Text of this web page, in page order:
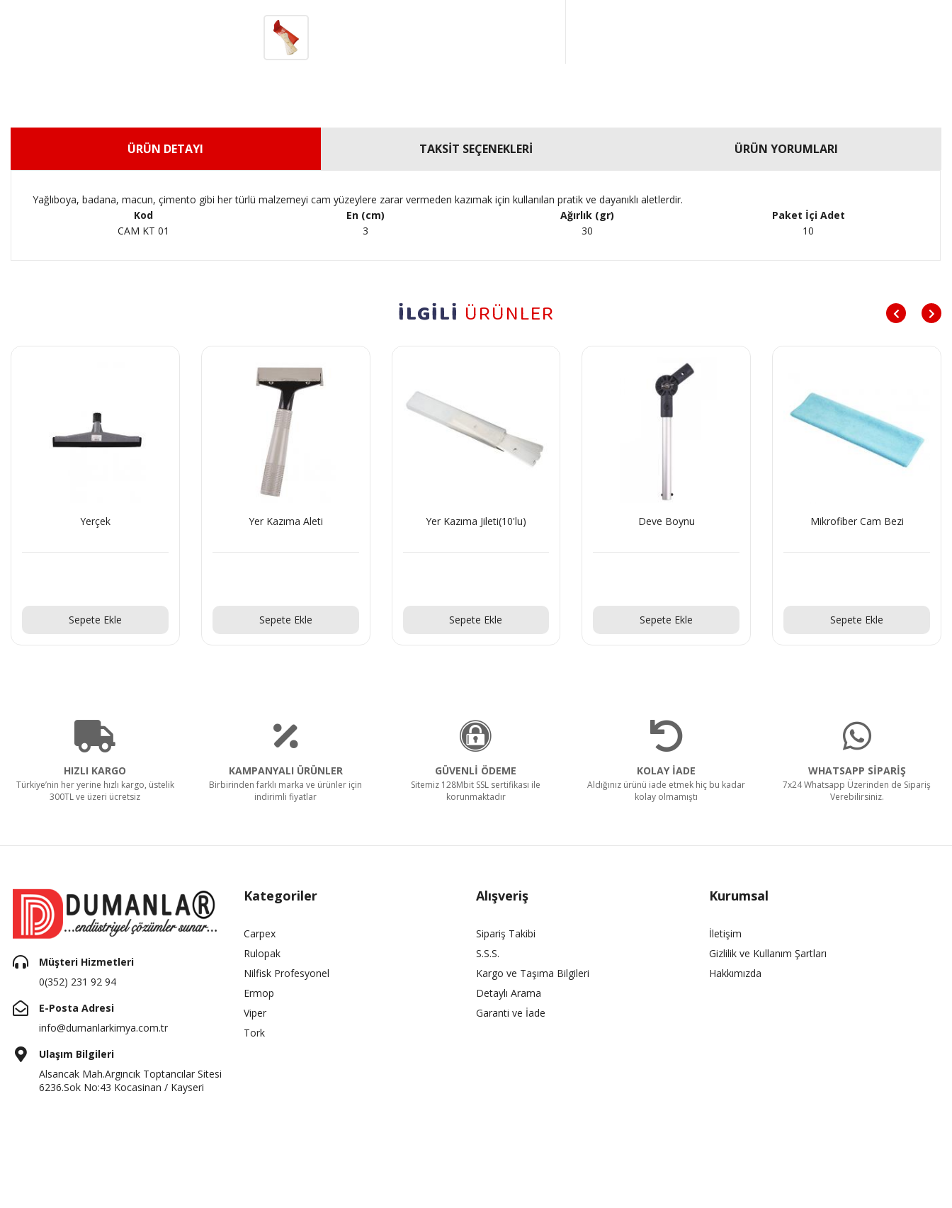
ÜRÜN DETAYI TAKSİT SEÇENEKLERİ ÜRÜN YORUMLARI
Yağlıboya, badana, macun, çimento gibi her türlü malzemeyi cam yüzeylere zarar vermeden kazımak için kullanılan pratik ve dayanıklı aletlerdir.
Kod
En (cm) Ağırlık (gr)
Paket İçi Adet
CAM KT 01
3 30 10
İLGİLİ ÜRÜNLER
Yerçek
Sepete Ekle
Yer Kazıma Aleti
Sepete Ekle
Yer Kazıma Jileti(10'lu)
Sepete Ekle
Deve Boynu
Sepete Ekle
Mikrofiber Cam Bezi
Sepete Ekle
HIZLI KARGO
Türkiye’nin her yerine hızlı kargo, üstelik
300TL ve üzeri ücretsiz
KAMPANYALI ÜRÜNLER
Birbirinden farklı marka ve ürünler için
indirimli fiyatlar
GÜVENLİ ÖDEME
Sitemiz 128Mbit SSL sertifikası ile
korunmaktadır
KOLAY İADE
Aldığınız ürünü iade etmek hiç bu kadar
kolay olmamıştı
WHATSAPP SİPARİŞ
7x24 Whatsapp Üzerinden de Sipariş
Verebilirsiniz.
Müşteri Hizmetleri
0(352) 231 92 94
E-Posta Adresi
info@dumanlarkimya.com.tr
Ulaşım Bilgileri
Alsancak Mah.Argıncık Toptancılar Sitesi
6236.Sok No:43 Kocasinan / Kayseri
Kategoriler
Carpex
Rulopak
Nilfisk Profesyonel
Ermop
Viper
Tork
Alışveriş
Sipariş Takibi
S.S.S.
Kargo ve Taşıma Bilgileri
Detaylı Arama
Garanti ve İade
Kurumsal
İletişim
Gizlilik ve Kullanım Şartları
Hakkımızda